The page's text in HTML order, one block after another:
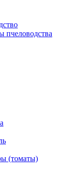
пчеловодства
(томаты)